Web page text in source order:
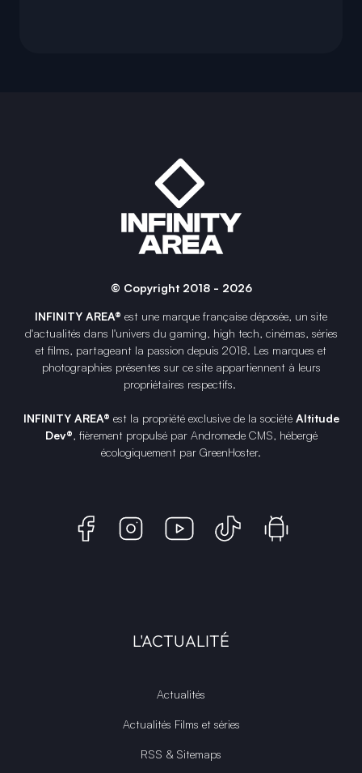
© Copyright 2018 - 2026
INFINITY AREA® est une marque française déposée, un site
d'actualités dans l'univers du gaming, high tech, cinémas, séries
et films, partageant la passion depuis 2018. Les marques et
photographies présentes sur ce site appartiennent à leurs
propriétaires respectifs.
INFINITY AREA® est la propriété exclusive de la société Altitude
Dev®, fièrement propulsé par Andromede CMS, hébergé
écologiquement par GreenHoster.
L'ACTUALITÉ
Actualités
Actualités Films et séries
RSS & Sitemaps